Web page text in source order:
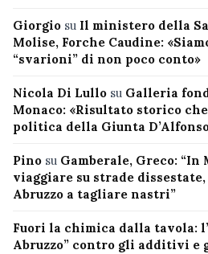
Giorgio su Il ministero della
Molise, Forche Caudine:
“svarioni” di non poco conto»
Nicola Di Lullo su Galleria
Monaco: «Risultato storico
politica della Giunta
Pino su Gamberale, Greco:
viaggiare su strade
Abruzzo a tagliare nastri”
Fuori la chimica dalla tavola:
Abruzzo” contro gli additivi